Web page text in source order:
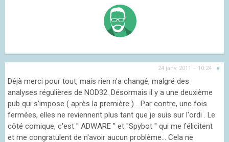
24 janv. 2011 – 10:24 · #
Déjà merci pour tout, mais rien n'a changé, malgré des
analyses régulières de NOD32. Désormais il y a une deuxième
pub qui s'impose ( après la première ) ...Par contre, une fois
fermées, elles ne reviennent plus tant que je suis sur l'ordi . Le
côté comique, c'est " ADWARE " et "Spybot " qui me félicitent
et me congratulent de n'avoir aucun problème... Cela ne